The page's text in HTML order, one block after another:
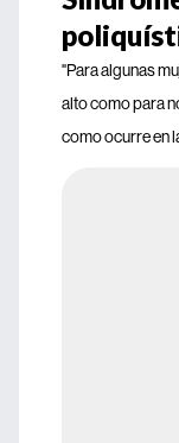
"Para algunas
alto como para
como ocurre en